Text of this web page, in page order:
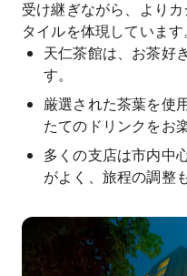
受け継ぎながら、より
タイルを体現しています
天仁茶館は、お茶好
す。
厳選された茶葉を使
たてのドリンクをお
多くの支店は市内中
がよく、旅程の調整